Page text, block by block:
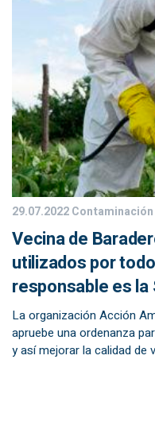
29.07.2022
Vecina de
utilizados por
responsable es la
La organización Acción
apruebe una ordenanza
y así mejorar la calidad de